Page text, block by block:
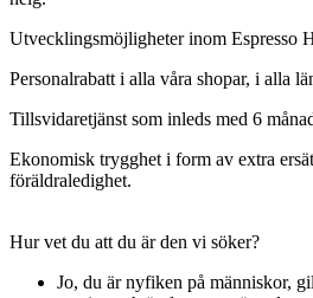
Utvecklingsmöjligheter inom Espresso
Personalrabatt i alla våra shopar, i alla
Tillsvidaretjänst som inleds med 6
Ekonomisk trygghet i form av extra
föräldraledighet.
Hur vet du att du är den vi söker?
Jo, du är nyfiken på människor,